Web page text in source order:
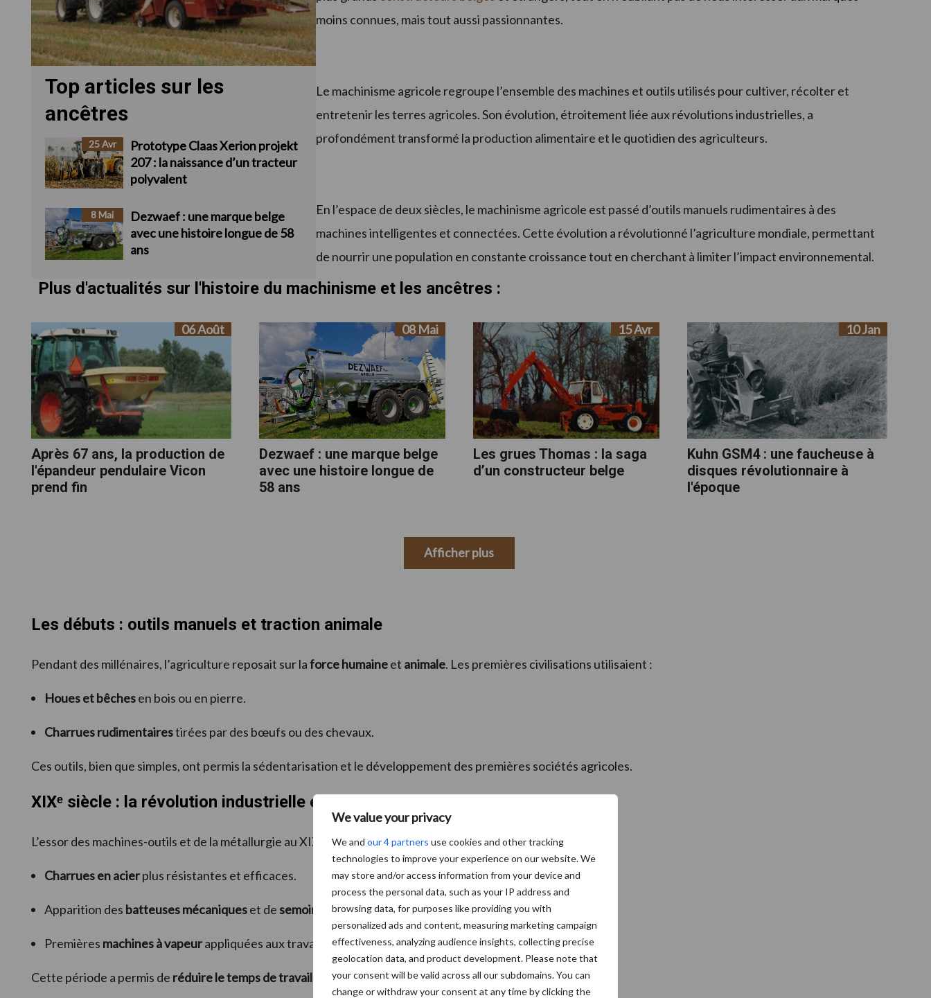
We value your privacy
We and our 4 partners use cookies and other tracking
technologies to improve your experience on our website. We
may store and/or access information from your device and
process the personal data, such as your IP address and
browsing data, for purposes like providing you with
personalized ads and content, measuring marketing campaign
effectiveness, analyzing audience insights, collecting precise
geolocation data, and product development. Please note that
your consent will be valid across all our subdomains. You can
change or withdraw your consent at any time by clicking the
Top articles sur les
ancêtres
25 Avr
Prototype Claas Xerion projekt
207 : la naissance d’un tracteur
polyvalent
8 Mai
Dezwaef : une marque belge
avec une histoire longue de 58
ans
moins connues, mais tout aussi passionnantes.
Le machinisme agricole regroupe l’ensemble des machines et outils utilisés pour cultiver, récolter et
entretenir les terres agricoles. Son évolution, étroitement liée aux révolutions industrielles, a
profondément transformé la production alimentaire et le quotidien des agriculteurs.
En l’espace de deux siècles, le machinisme agricole est passé d’outils manuels rudimentaires à des
machines intelligentes et connectées. Cette évolution a révolutionné l’agriculture mondiale, permettant
de nourrir une population en constante croissance tout en cherchant à limiter l’impact environnemental.
Plus d'actualités sur l'histoire du machinisme et les ancêtres :
06 Août
Après 67 ans, la production de
l'épandeur pendulaire Vicon
prend fin
08 Mai
Dezwaef : une marque belge
avec une histoire longue de
58 ans
15 Avr
Les grues Thomas : la saga
d’un constructeur belge
10 Jan
Kuhn GSM4 : une faucheuse à
disques révolutionnaire à
l'époque
Afficher plus
Les débuts : outils manuels et traction animale
Pendant des millénaires, l’agriculture reposait sur laforce humaineet animale. Les premières civilisations utilisaient :
Houes et bêchesen bois ou en pierre.
Charrues rudimentairestirées par des bœufs ou des chevaux.
Ces outils, bien que simples, ont permis la sédentarisation et le développement des premières sociétés agricoles.
XIXᵉ siècle : la révolution industrielle et la mécanisation
L’essor des machines-outils et de la métallurgie au XIXᵉ siècle a marqué un tournant :
Charrues en acierplus résistantes et efficaces.
Apparition des batteuses mécaniqueset de semoirs
Premières machines à vapeurappliquées aux travaux agricoles.
Cette période a permis de réduire le temps de travailet d’augmenter les rendements.